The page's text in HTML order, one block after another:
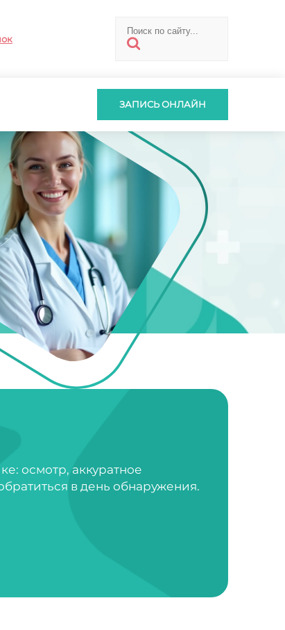
ЗАПИСЬ ОНЛАЙН
осмотр, аккуратное
в день обнаружения.